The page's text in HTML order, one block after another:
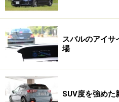
スバルのアイサ
場
SUV度を強めた